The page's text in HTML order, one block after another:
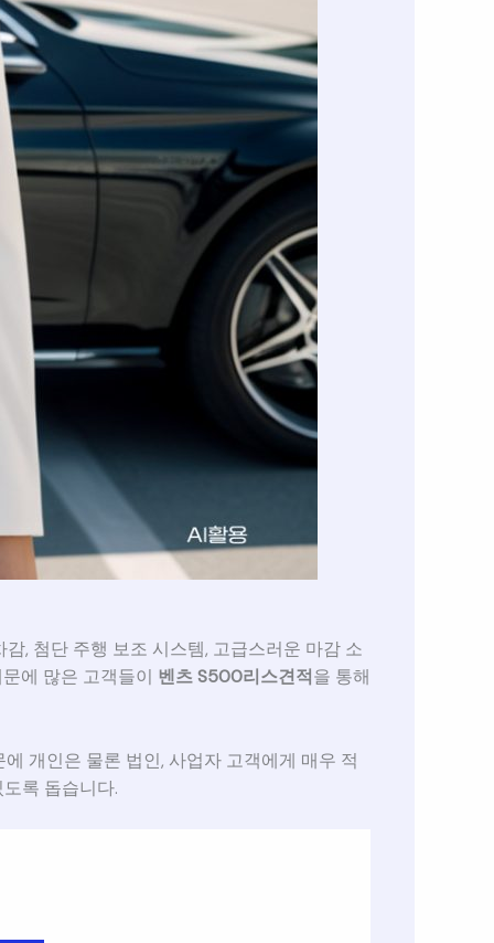
, 첨단 주행 보조 시스템, 고급스러운 마감 소
에 많은 고객들이 벤츠 S500리스견적을 통해
개인은 물론 법인, 사업자 고객에게 매우 적
록 돕습니다.